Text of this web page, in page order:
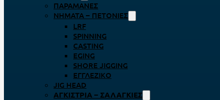
ΠΑΡΑΜΆΝΕΣ
ΝΉΜΑΤΑ – ΠΕΤΟΝΙΈΣ
LRF
SPINNING
CASTING
EGING
SHORE JIGGING
ΕΓΓΛΈΖΙΚΟ
JIG HEAD
ΑΓΚΊΣΤΡΙΑ – ΣΑΛΑΓΚΙΈΣ